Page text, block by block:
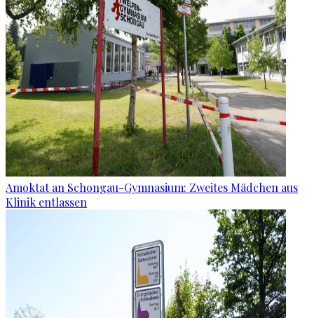
Amoktat an Schongau-Gymnasium: Zweites Mädchen aus
Klinik entlassen